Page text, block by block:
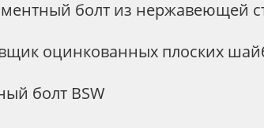
болт из нержавеющей
оцинкованных плоских
болт BSW